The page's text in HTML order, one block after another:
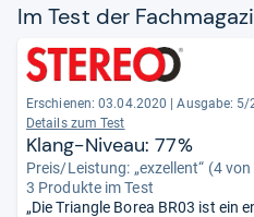
Im Test der
Erschienen: 03.04.2020 | Ausgabe: 5/
Details zum Test
Klang-Niveau: 77%
Preis/Leistung: „exzellent“ (4
3 Produkte im Test
„Die Triangle Borea BR03 ist ein